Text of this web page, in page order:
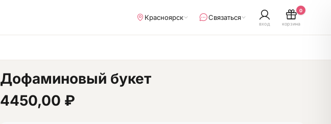
Красноярск Связаться
вход корзина
0
Дофаминовый букет
4450,00 ₽